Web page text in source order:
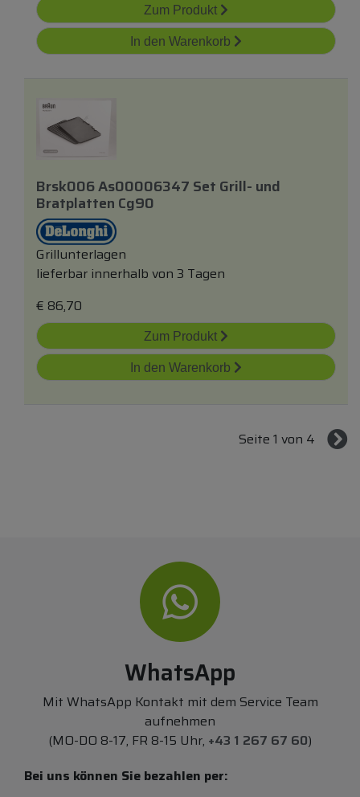
Zum Produkt
In den Warenkorb
Brsk006 As00006347 Set Grill- und
Bratplatten Cg90
Grillunterlagen
lieferbar innerhalb von 3 Tagen
€ 86,70
Zum Produkt
In den Warenkorb
Seite 1 von 4
WhatsApp
Mit WhatsApp Kontakt mit dem Service Team
aufnehmen
(MO-DO 8-17, FR 8-15 Uhr, +43 1 267 67 60)
Bei uns können Sie bezahlen per: